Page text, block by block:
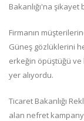
Bakanlığı'na şikayet
Firmanın
Güneş gözlüklerini
erkeğin öpüştüğü
yer alıyordu.
Ticaret Bakanlığı
alan nefret